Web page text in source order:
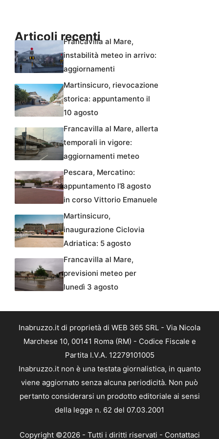
Articoli recenti
Francavilla al Mare,
instabilità meteo in arrivo:
aggiornamenti
Martinsicuro, rievocazione
storica: appuntamento il
10 agosto
Francavilla al Mare, allerta
temporali in vigore:
aggiornamenti meteo
Pescara, Mercatino:
appuntamento l’8 agosto
in corso Vittorio Emanuele
Martinsicuro,
inaugurazione Ciclovia
Adriatica: 5 agosto
Francavilla al Mare,
previsioni meteo per
lunedì 3 agosto
Inabruzzo.it di proprietà di WEB 365 SRL - Via Nicola
Marchese 10, 00141 Roma (RM) - Codice Fiscale e
Partita I.V.A. 12279101005
Inabruzzo.it non è una testata giornalistica, in quanto
viene aggiornato senza alcuna periodicità. Non può
pertanto considerarsi un prodotto editoriale ai sensi
della legge n. 62 del 07.03.2001
Copyright ©2026 - Tutti i diritti riservati - Contattaci